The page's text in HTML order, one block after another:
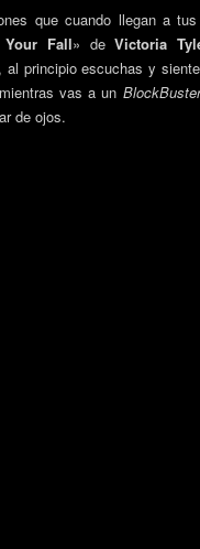
que cuando llegan a
Fall» deVictoria
al principio escuchas y
vas a un BlockBuster
de ojos.